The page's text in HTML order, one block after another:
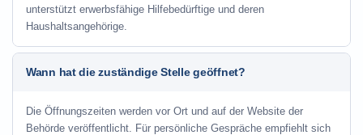
unterstützt erwerbsfähige Hilfebedürftige und deren
Haushaltsangehörige.
Wann hat die zuständige Stelle geöffnet?
Die Öffnungszeiten werden vor Ort und auf der Website der
Behörde veröffentlicht. Für persönliche Gespräche empfiehlt sich